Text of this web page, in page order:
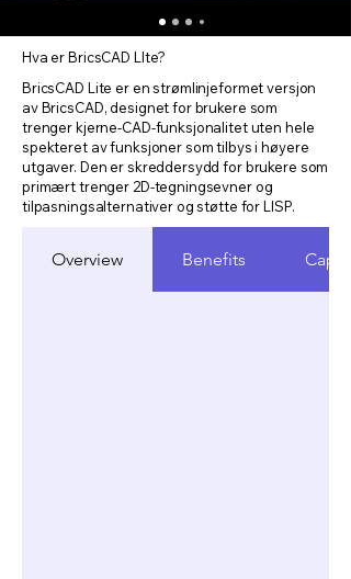
Hva er BricsCAD LIte?
BricsCAD Lite er en strømlinjeformet versjon
av BricsCAD, designet for brukere som
trenger kjerne-CAD-funksjonalitet uten hele
spekteret av funksjoner som tilbys i høyere
utgaver. Den er skreddersydd for brukere som
primært trenger 2D-tegningsevner og
tilpasningsalternativer og støtte for LISP.
Overview Benefits